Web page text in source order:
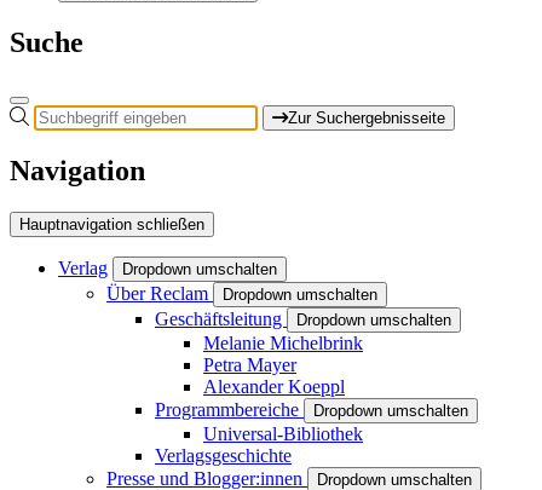
Suche
Zur Suchergebnisseite
Navigation
Hauptnavigation schließen
Verlag Dropdown umschalten
Über Reclam Dropdown umschalten
Geschäftsleitung Dropdown umschalten
Melanie Michelbrink
Petra Mayer
Alexander Koeppl
Programmbereiche
Dropdown umschalten
Universal-Bibliothek
Verlagsgeschichte
Presse und Blogger:innen
Dropdown umschalten